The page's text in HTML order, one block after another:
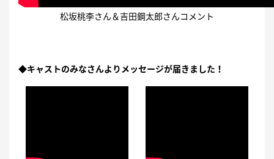
松坂桃李さん＆吉田鋼太郎さんコメント
◆キャストのみなさんよりメッセージが届きました！